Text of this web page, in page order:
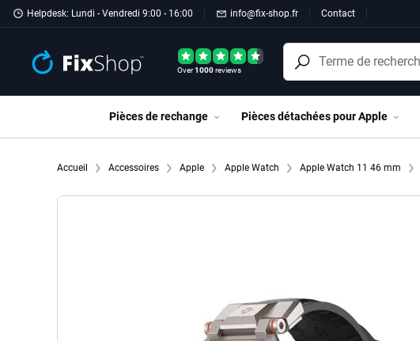
Passer au contenu principal
Helpdesk: Lundi - Vendredi 9:00 - 16:00 info@fix-shop.fr Contact
Over1000reviews
Pièces de rechange Pièces détachées pour Apple
Accueil Accessoires Apple Apple Watch Apple Watch 11 46 mm